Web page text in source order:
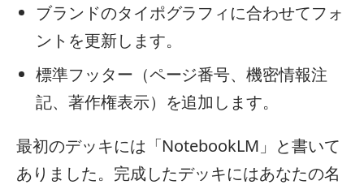
ブランドのタイポグラフィに合わせてフォ
ントを更新します。
標準フッター（ページ番号、機密情報注
記、著作権表示）を追加します。
最初のデッキには「NotebookLM」と書いて
ありました。完成したデッキにはあなたの名